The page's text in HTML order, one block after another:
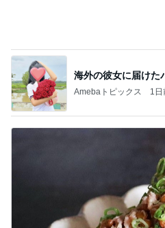
火やレンジすら使わない豆腐レシピ